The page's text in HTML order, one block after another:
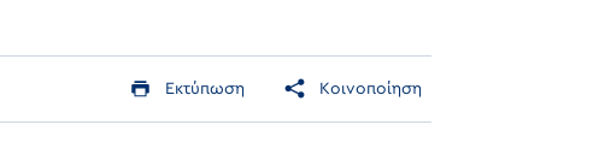
Εκτύπωση Κοινοποίηση